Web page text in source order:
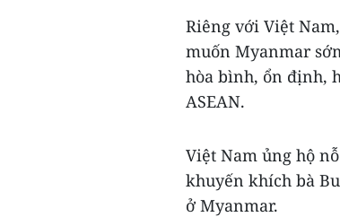
Riêng với Việt
muốn Myanmar
hòa bình, ổn định,
ASEAN.
Việt Nam ủng hộ
khuyến khích bà
ở Myanmar.